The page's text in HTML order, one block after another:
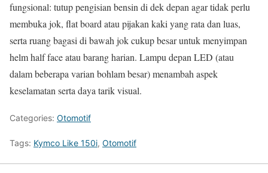
fungsional: tutup pengisian bensin di dek depan agar tidak perlu
membuka jok, flat board atau pijakan kaki yang rata dan luas,
serta ruang bagasi di bawah jok cukup besar untuk menyimpan
helm half face atau barang harian. Lampu depan LED (atau
dalam beberapa varian bohlam besar) menambah aspek
keselamatan serta daya tarik visual.
Categories: Otomotif
Tags: Kymco Like 150i, Otomotif